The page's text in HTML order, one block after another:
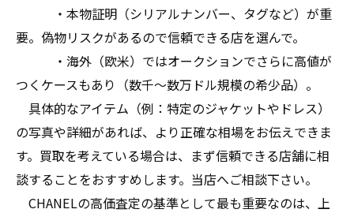
・本物証明（シリアルナンバー、タグなど）が重
要。偽物リスクがあるので信頼できる店を選んで。
・海外（欧米）ではオークションでさらに高値が
つくケースもあり（数千〜数万ドル規模の希少品）。
具体的なアイテム（例：特定のジャケットやドレス）
の写真や詳細があれば、より正確な相場をお伝えできま
す。買取を考えている場合は、まず信頼できる店舗に相
談することをおすすめします。当店へご相談下さい。
CHANELの高価査定の基準として最も重要なのは、上